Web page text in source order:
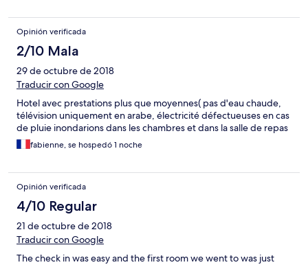
Opinión verificada
2/10 Mala
29 de octubre de 2018
Traducir con Google
Hotel avec prestations plus que moyennes( pas d'eau chaude,
télévision uniquement en arabe, électricité défectueuses en cas
de pluie inondarions dans les chambres et dans la salle de repas
fabienne, se hospedó 1 noche
Opinión verificada
4/10 Regular
21 de octubre de 2018
Traducir con Google
The check in was easy and the first room we went to was just